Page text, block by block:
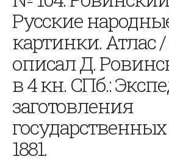
Русские
картинки. Атлас
описал Д.
в 4 кн. СПб.:
заготовления
1881.